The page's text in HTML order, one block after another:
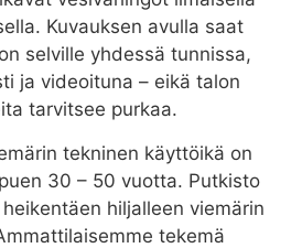
Kuvauksen avulla saat
selville yhdessä tunnissa,
ja videoituna – eikä talon
tarvitsee purkaa.
tekninen käyttöikä on
30 – 50 vuotta. Putkisto
hiljalleen viemärin
tekemä